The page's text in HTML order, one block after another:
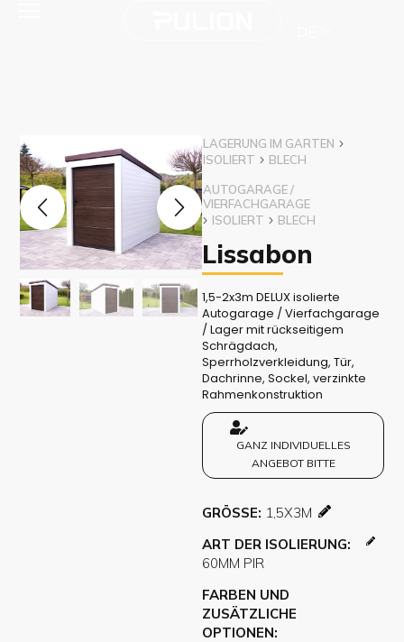
LAGERUNG IM GARTEN
ISOLIERT
BLECH
AUTOGARAGE /
VIERFACHGARAGE
ISOLIERT
BLECH
Lissabon
1,5-2x3m DELUX isolierte
Autogarage / Vierfachgarage
/ Lager mit rückseitigem
Schrägdach,
Sperrholzverkleidung, Tür,
Dachrinne, Sockel, verzinkte
Rahmenkonstruktion
GANZ INDIVIDUELLES
ANGEBOT BITTE
GRÖSSE
ART DER ISOLIERUNG
FARBEN UND
ZUSÄTZLICHE
OPTIONEN